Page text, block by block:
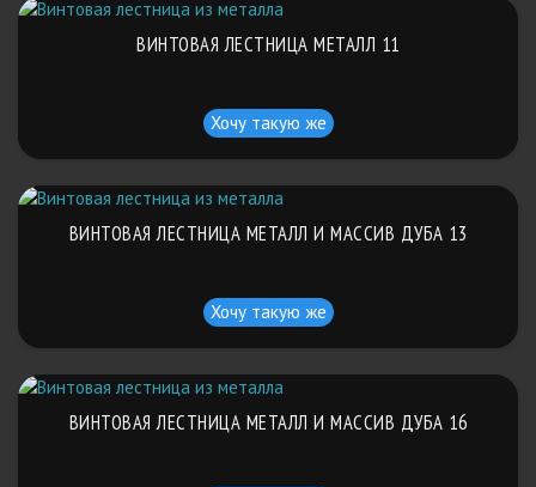
ВИНТОВАЯ ЛЕСТНИЦА МЕТАЛЛ 11
Хочу такую же
ВИНТОВАЯ ЛЕСТНИЦА МЕТАЛЛ И МАССИВ ДУБА 13
Хочу такую же
ВИНТОВАЯ ЛЕСТНИЦА МЕТАЛЛ И МАССИВ ДУБА 16